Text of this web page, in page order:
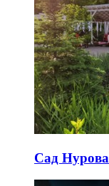
Сад Нурова